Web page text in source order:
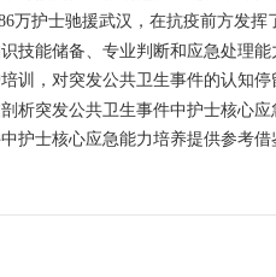
万护士驰援武汉，在抗疫前方发挥
技能储备、专业判断和应急处理
训，对突发公共卫生事件的认知停
析突发公共卫生事件中护士核心
护士核心应急能力培养提供参考借